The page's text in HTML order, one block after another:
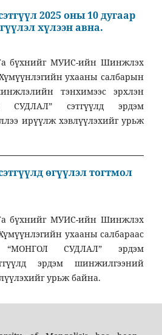
2025 оны 10 дугаар
хүлээн авна.
бүхнийг МУИС-ийн Шинжлэх
ухааны салбарын
тэнхимээс эрхлэн
СУДЛАЛ” сэтгүүлд эрдэм
ирүүлж хэвлүүлэхийг урьж
өгүүлэл тогтмол
бүхнийг МУИС-ийн Шинжлэх
ухааны салбараас
“МОНГОЛ СУДЛАЛ” эрдэм
эрдэм шинжилгээний
урьж байна.